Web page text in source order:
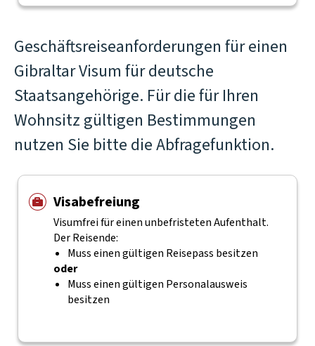
Geschäftsreiseanforderungen für einen
Gibraltar Visum für deutsche
Staatsangehörige. Für die für Ihren
Wohnsitz gültigen Bestimmungen
nutzen Sie bitte die Abfragefunktion.
Visabefreiung
Visumfrei für einen unbefristeten Aufenthalt.
Der Reisende:
Muss einen gültigen Reisepass besitzen
oder
Muss einen gültigen Personalausweis
besitzen